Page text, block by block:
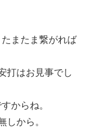
またま繋がれば
打はお見事でし
からね。
しから。